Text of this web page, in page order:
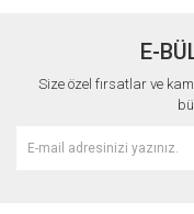
Ürün
Ürün fiyatı diğer
E-
Size özel fırsatlar ve